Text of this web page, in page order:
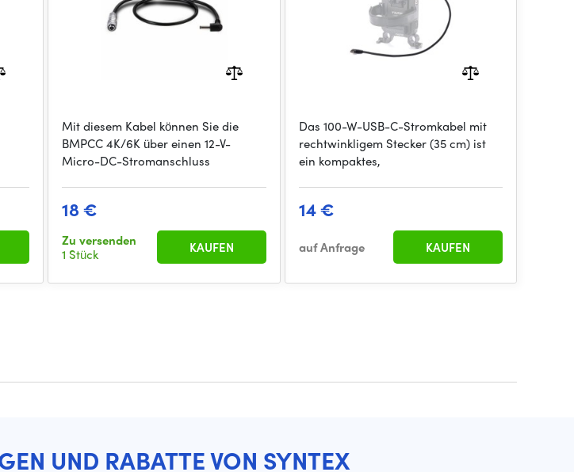
Mit diesem Kabel können Sie die
BMPCC 4K/6K über einen 12-V-
Micro-DC-Stromanschluss
18 €
Zu versenden
1 Stück
KAUFEN
Das 100-W-USB-C-Stromkabel mit
rechtwinkligem Stecker (35 cm) ist
ein kompaktes,
14 €
auf Anfrage KAUFEN
UND RABATTE VON SYNTEX